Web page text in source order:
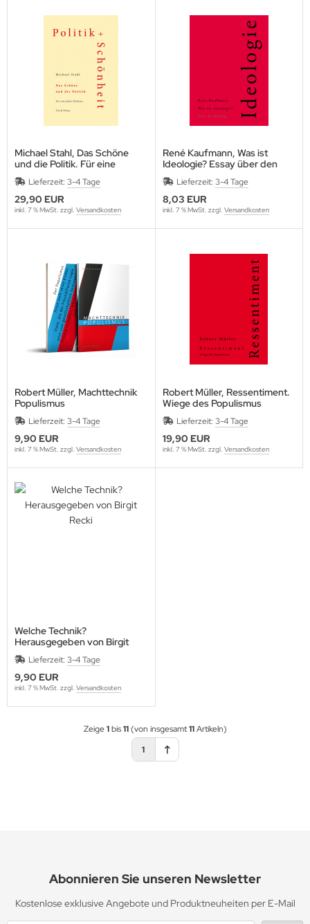
Michael Stahl, Das Schöne
und die Politik. Für eine
andere Moderne
Lieferzeit: 3-4 Tage
29,90 EUR
inkl. 7 % MwSt. zzgl. Versandkosten
René Kaufmann, Was ist
Ideologie? Essay über den
Homo Ideologicus
Lieferzeit: 3-4 Tage
8,03 EUR
inkl. 7 % MwSt. zzgl. Versandkosten
Robert Müller, Machttechnik
Populismus
Lieferzeit: 3-4 Tage
9,90 EUR
inkl. 7 % MwSt. zzgl. Versandkosten
Robert Müller, Ressentiment.
Wiege des Populismus
Lieferzeit: 3-4 Tage
19,90 EUR
inkl. 7 % MwSt. zzgl. Versandkosten
Welche Technik?
Herausgegeben von Birgit
Recki
Lieferzeit: 3-4 Tage
9,90 EUR
inkl. 7 % MwSt. zzgl. Versandkosten
Zeige1bis11(von insgesamt11Artikeln)
1
Abonnieren Sie unseren Newsletter
Kostenlose exklusive Angebote und Produktneuheiten per E-Mail